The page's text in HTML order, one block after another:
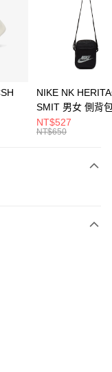
21家銀行
銀行
行
至「AFTEE先享後付」
結，可透過四大超商／
完成。
面顯示為準，若有關於
襪
NIKE NK
SMIT 男女 側背
BA5871010
NT$527
NT$650